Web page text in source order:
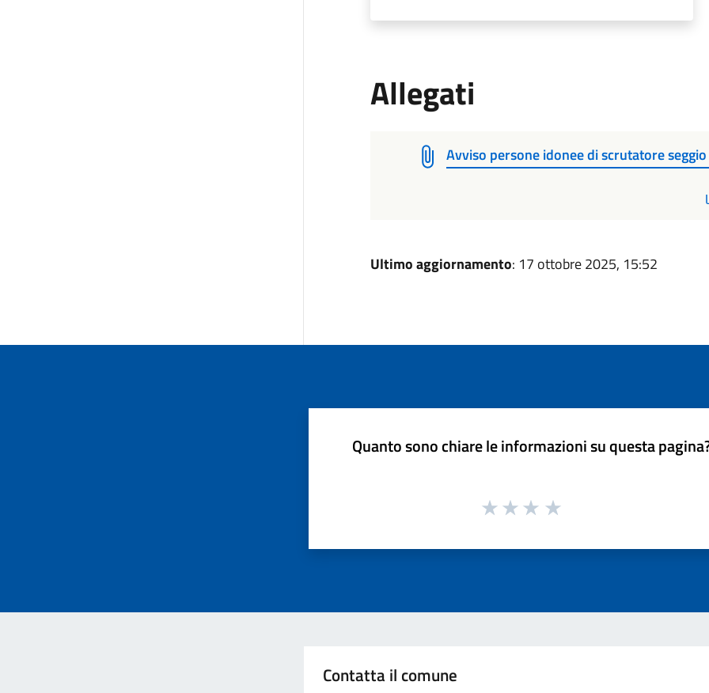
Allegati
Avviso persone idonee di scrutatore
Ultimo aggiornamento: 17 ottobre 2025, 15:52
Quanto sono chiare le informazioni su questa
Contatta il comune